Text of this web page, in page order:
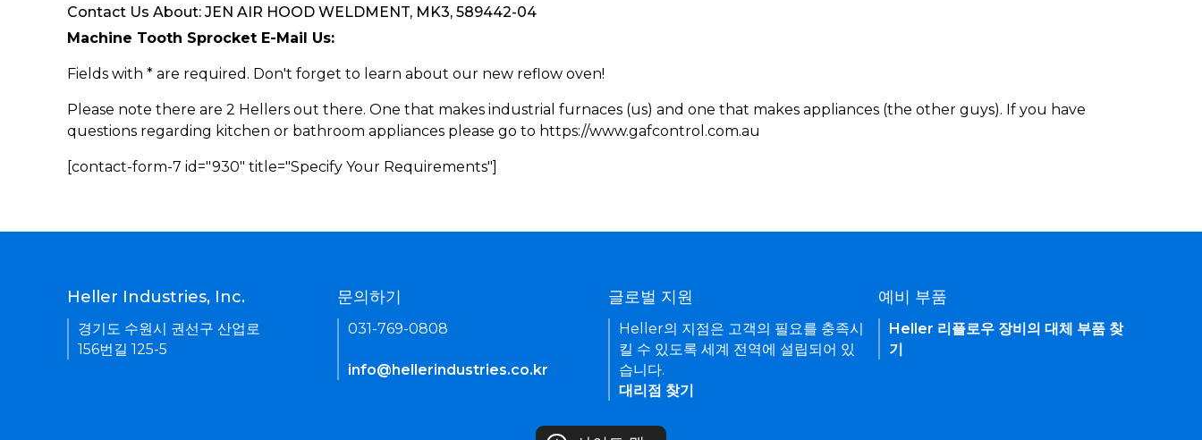
Contact Us About: JEN AIR HOOD WELDMENT, MK3, 589442-04
Machine Tooth Sprocket E-Mail Us:
Fields with * are required. Don't forget to learn about our new reflow oven!
Please note there are 2 Hellers out there. One that makes industrial furnaces (us) and one that makes appliances (the other guys). If you have
questions regarding kitchen or bathroom appliances please go to https://www.gafcontrol.com.au
[contact-form-7 id="930" title="Specify Your Requirements"]
Heller Industries, Inc.
경기도 수원시 권선구 산업로
156번길 125-5
문의하기
031-769-0808
info@hellerindustries.co.kr
글로벌 지원
Heller의 지점은 고객의 필요를 충족시
킬 수 있도록 세계 전역에 설립되어 있
습니다.
대리점 찾기
예비 부품
Heller 리플로우 장비의 대체 부품 찾
기